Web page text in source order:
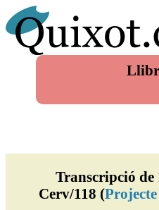
Transcripció
Cerv/118 (